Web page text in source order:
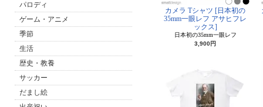
パロディ
ゲーム・アニメ
季節
生活
歴史・教養
サッカー
だまし絵
カメラ Tシャツ [日本初の
35mm一眼レフ アサヒフレ
ックス]
日本初の35mm一眼レフ
3,900円